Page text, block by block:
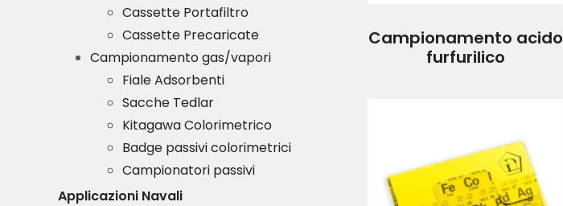
Cassette Portafiltro
Cassette Precaricate
Campionamento gas/vapori
Fiale Adsorbenti
Sacche Tedlar
Kitagawa Colorimetrico
Badge passivi colorimetrici
Campionatori passivi
Applicazioni Navali
Campionamento acido
furfurilico